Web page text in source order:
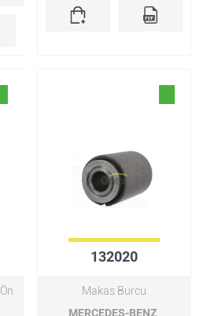
132020
Makas Burcu
MERCEDES-BENZ